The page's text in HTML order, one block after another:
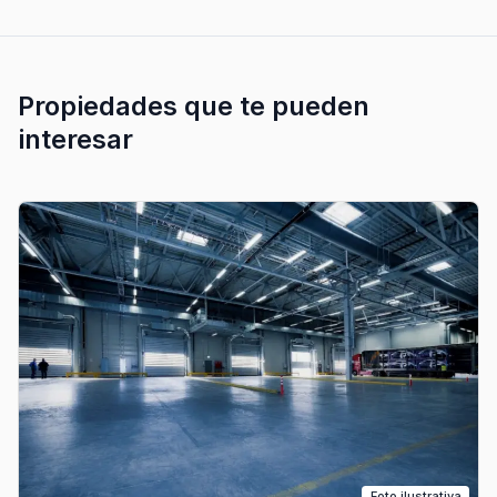
Propiedades que te pueden
interesar